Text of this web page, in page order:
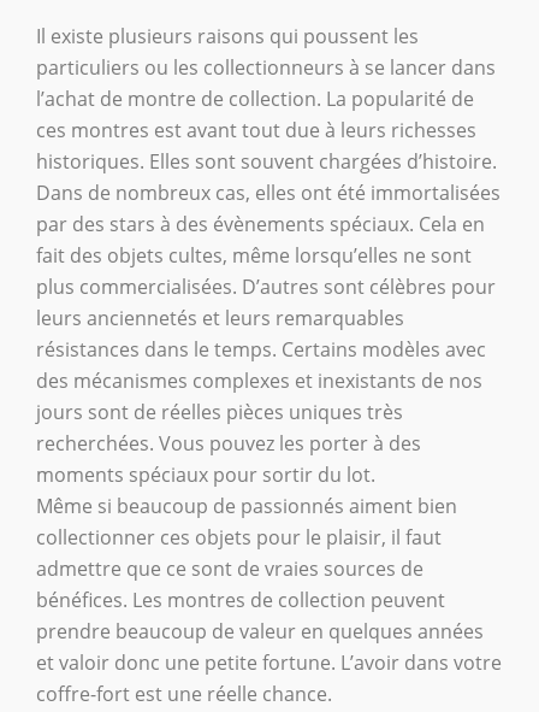
Il existe plusieurs raisons qui poussent les
particuliers ou les collectionneurs à se lancer dans
l’achat de montre de collection. La popularité de
ces montres est avant tout due à leurs richesses
historiques. Elles sont souvent chargées d’histoire.
Dans de nombreux cas, elles ont été immortalisées
par des stars à des évènements spéciaux. Cela en
fait des objets cultes, même lorsqu’elles ne sont
plus commercialisées. D’autres sont célèbres pour
leurs anciennetés et leurs remarquables
résistances dans le temps. Certains modèles avec
des mécanismes complexes et inexistants de nos
jours sont de réelles pièces uniques très
recherchées. Vous pouvez les porter à des
moments spéciaux pour sortir du lot.
Même si beaucoup de passionnés aiment bien
collectionner ces objets pour le plaisir, il faut
admettre que ce sont de vraies sources de
bénéfices. Les montres de collection peuvent
prendre beaucoup de valeur en quelques années
et valoir donc une petite fortune. L’avoir dans votre
coffre-fort est une réelle chance.